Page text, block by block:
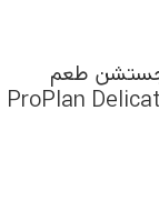
طعم